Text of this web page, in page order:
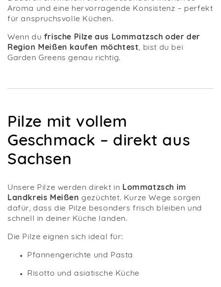
Aroma und eine hervorragende Konsistenz – perfekt
für anspruchsvolle Küchen.
Wenn du frische Pilze aus Lommatzsch oder der
Region Meißen kaufen möchtest, bist du bei
Garden Greens genau richtig.
Pilze mit vollem
Geschmack – direkt aus
Sachsen
Unsere Pilze werden direkt in Lommatzsch im
Landkreis Meißen gezüchtet. Kurze Wege sorgen
dafür, dass die Pilze besonders frisch bleiben und
schnell in deiner Küche landen.
Die Pilze eignen sich ideal für:
Pfannengerichte und Pasta
Risotto und asiatische Küche